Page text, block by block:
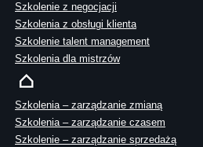
Szkolenie z negocjacji
Szkolenia z obsługi klienta
Szkolenie talent management
Szkolenia dla mistrzów
Szkolenia – zarządzanie zmianą
Szkolenia – zarządzanie czasem
Szkolenie – zarządzanie sprzedażą